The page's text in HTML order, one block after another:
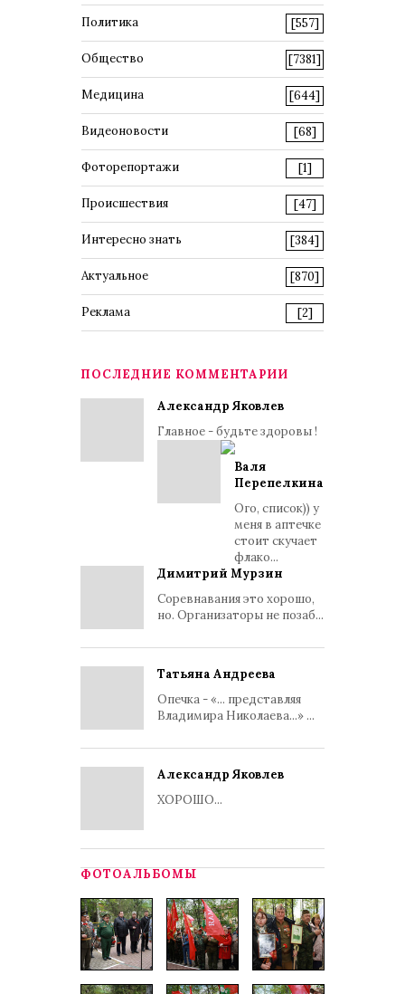
Политика [557]
Общество [7381]
Медицина [644]
Видеоновости [68]
Фоторепортажи [1]
Происшествия [47]
Интересно знать [384]
Актуальное [870]
Реклама [2]
ПОСЛЕДНИЕ КОММЕНТАРИИ
Александр Яковлев
Главное - будьте здоровы !
Валя
Перепелкина
Ого, список)) у
меня в аптечке
стоит скучает
флако...
Димитрий Мурзин
Соревнавания это хорошо,
но. Организаторы не позаб...
Татьяна Андреева
Опечка - «... представляя
Владимира Николаева...» ...
Александр Яковлев
ХОРОШО...
ФОТОАЛЬБОМЫ